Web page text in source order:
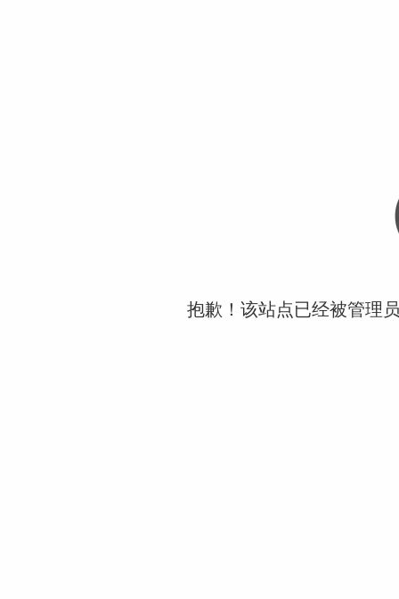
抱歉！该站点已经被管理